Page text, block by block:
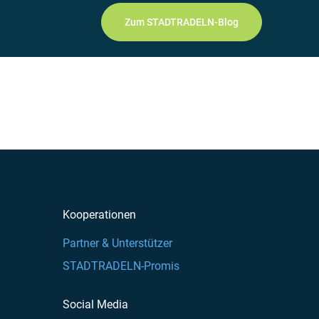
Zum STADTRADELN-Blog
Kooperationen
Partner & Unterstützer
STADTRADELN-Promis
Social Media